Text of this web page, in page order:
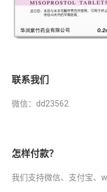
联系我们
微信：dd23562
怎样付款？
我们支持微信、支付宝、